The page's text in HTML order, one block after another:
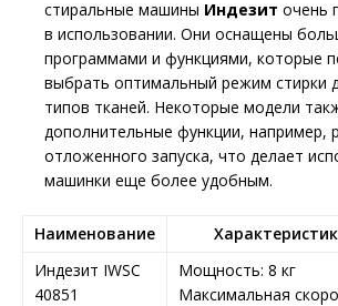
стиральные машины Индезит очень
в использовании. Они оснащены
программами и функциями, которые
выбрать оптимальный режим стирки
типов тканей. Некоторые модели
дополнительные функции, например,
отложенного запуска, что делает
машинки еще более удобным.
Наименование
Индезит IWSC
40851
Мощность: 8 кг
Максимальная